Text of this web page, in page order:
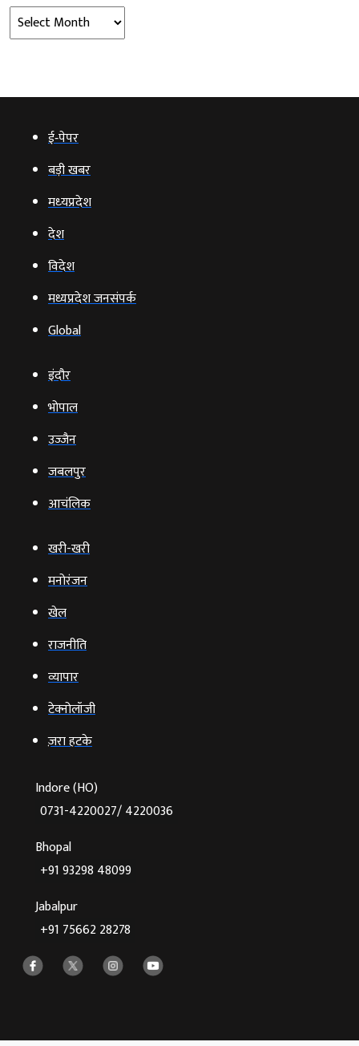
Archives
ई‑पेपर
बड़ी खबर
मध्‍यप्रदेश
देश
विदेश
मध्यप्रदेश जनसंपर्क
Global
इंदौर
भोपाल
उज्‍जैन
जबलपुर
आचंलिक
खरी-खरी
मनोरंजन
खेल
राजनीति
व्‍यापार
टेक्‍नोलॉजी
ज़रा हटके
Indore (HO)
0731-4220027/ 4220036
Bhopal
+91 93298 48099
Jabalpur
+91 75662 28278